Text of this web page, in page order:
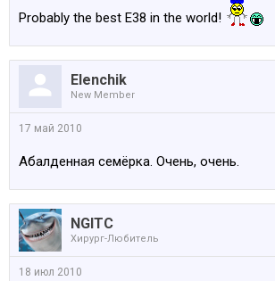
Probably the best E38 in the world!
Elenchik
New Member
17 май 2010
Абалденная семёрка. Очень, очень.
NGITC
Хирург-Любитель
18 июл 2010